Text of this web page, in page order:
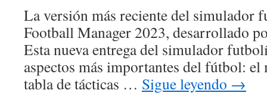
La versión más reciente del simulador
Football Manager 2023, desarrollado
Esta nueva entrega del simulador
aspectos más importantes del fútbol: el
tabla de tácticas … Sigue leyendo →